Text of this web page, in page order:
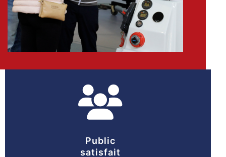
Public
satisfait